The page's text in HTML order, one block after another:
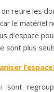
on retire les
le matériel
d’espace
sont plus
sont